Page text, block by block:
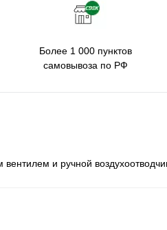
Более 1 000 пунктов
самовывоза по РФ
и ручной